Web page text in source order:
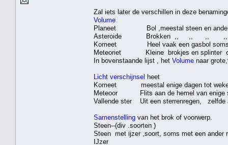
Zal iets later de verschillen in deze
Volume
Planeet Bol ,meestal steen en
Asteroide Brokken ,, ,,
Komeet Heel vaak een gasbol
Meteoriet Kleine brokjes en splinter of
In bovenstaande lijst , het Volume naar
Licht verschijnsel heet
Komeet meestal enige dagen tot weken
Meteoor Flits aan de hemel van enige
Vallende ster Uit een sterrenregen,
Samenstelling van het brok of voorwerp.
Steen--(div .soorten )
Steen met ijzer ,soort, soms met een ander
IJzer